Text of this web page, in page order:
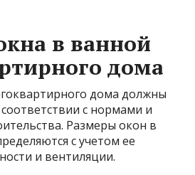
в ванной
дома
дома должны
с нормами и
Размеры окон в
с учетом ее
и вентиляции.